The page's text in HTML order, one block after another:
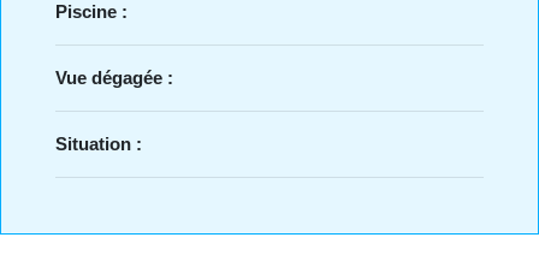
Piscine :
Vue dégagée :
Situation :